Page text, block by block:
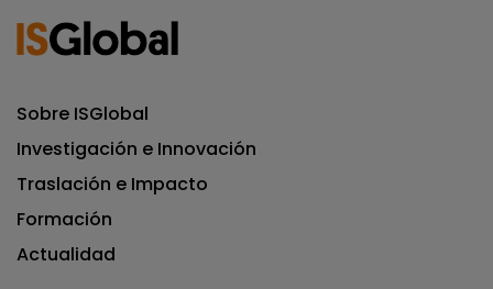
Sobre ISGlobal
Investigación e Innovación
Traslación e Impacto
Formación
Actualidad